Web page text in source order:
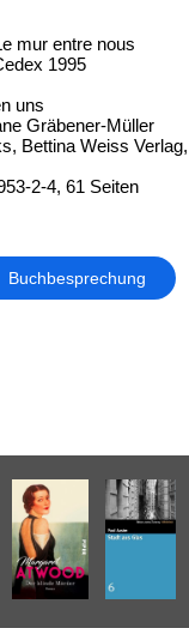
mur entre nous
1995
uns
Gräbener-Müller
Bettina Weiss
2-4, 61 Seiten
Buchbesprechung